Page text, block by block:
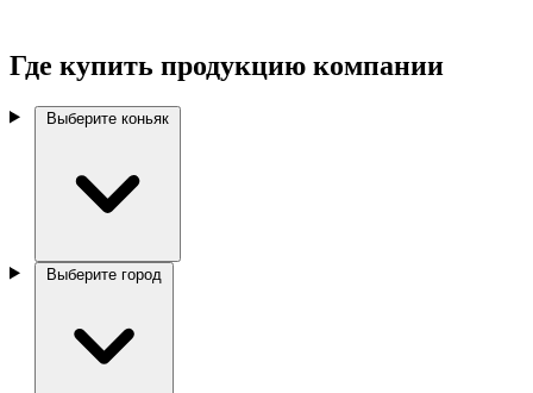
Где купить продукцию компании
Выберите коньяк
Выберите город